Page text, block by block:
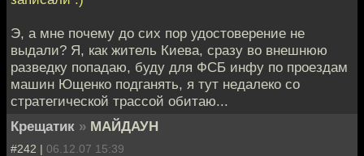
Э, а мне почему до сих пор удостоверение не
выдали? Я, как житель Киева, сразу во внешнюю
разведку попадаю, буду для ФСБ инфу по проездам
машин Ющенко подганять, я тут недалеко со
стратегической трассой обитаю...
Крещатик » МАЙДАУН
#242 | 06.12.07 15:39